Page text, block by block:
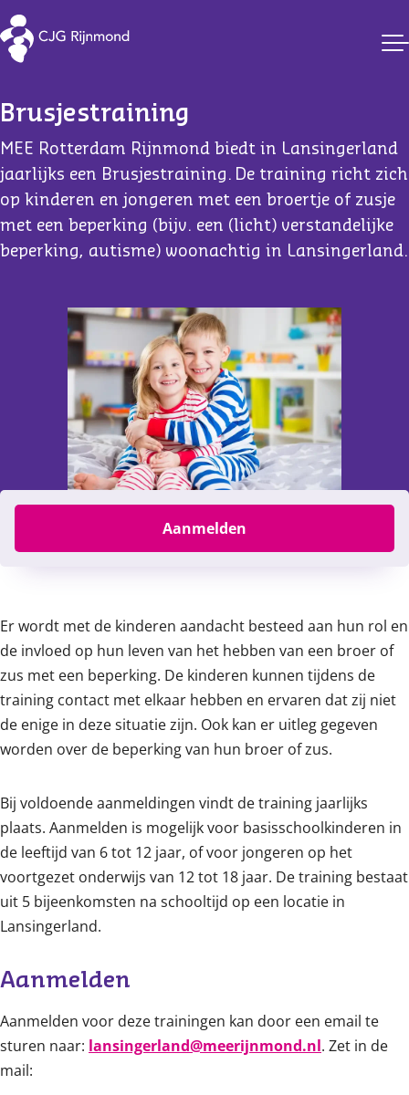
CJG Rijnmond
Brusjestraining
MEE Rotterdam Rijnmond biedt in Lansingerland
jaarlijks een Brusjestraining. De training richt zich
op kinderen en jongeren met een broertje of zusje
met een beperking (bijv. een (licht) verstandelijke
beperking, autisme) woonachtig in Lansingerland.
Filter
Aanmelden
Er wordt met de kinderen aandacht besteed aan hun rol en
de invloed op hun leven van het hebben van een broer of
zus met een beperking. De kinderen kunnen tijdens de
training contact met elkaar hebben en ervaren dat zij niet
de enige in deze situatie zijn. Ook kan er uitleg gegeven
worden over de beperking van hun broer of zus.
Bij voldoende aanmeldingen vindt de training jaarlijks
plaats. Aanmelden is mogelijk voor basisschoolkinderen in
de leeftijd van 6 tot 12 jaar, of voor jongeren op het
voortgezet onderwijs van 12 tot 18 jaar. De training bestaat
uit 5 bijeenkomsten na schooltijd op een locatie in
Lansingerland.
Aanmelden
Aanmelden voor deze trainingen kan door een email te
sturen naar: lansingerland@meerijnmond.nl. Zet in de
mail: